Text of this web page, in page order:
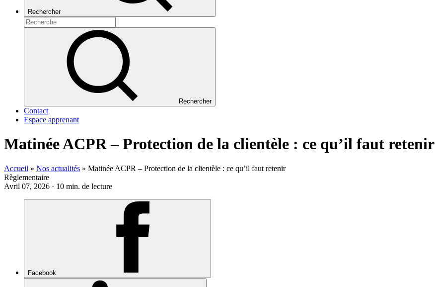
Rechercher
Rechercher
Contact
Espace apprenant
Matinée ACPR – Protection de la clientèle : ce qu’il faut retenir
Accueil » Nos actualités » Matinée ACPR – Protection de la clientèle : ce qu’il faut retenir
Règlementaire
Avril 07, 2026 · 10 min. de lecture
Facebook